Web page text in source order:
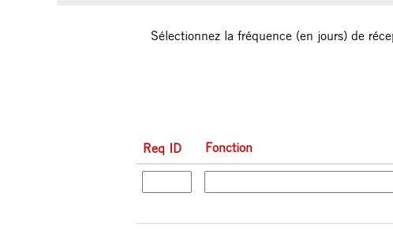
Sélectionnez la fréquence (en jours) de
Req ID Fonction